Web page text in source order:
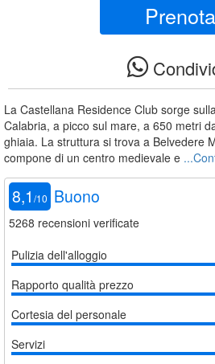
Prenota
La Castellana Residence Club sorge
Calabria, a picco sul mare, a 650 metri
ghiaia. La struttura si trova a Belvedere
compone di un centro medievale e
8,1 /10 Buono
5268 recensioni verificate
Pulizia dell'alloggio
Rapporto qualità prezzo
Cortesia del personale
Servizi